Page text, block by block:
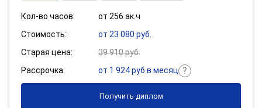
Кол-во часов:
от 256 ак.ч
Стоимость:
от 23 080 руб.
Старая цена:
39 910 руб.
Рассрочка:
от 1 924 руб в месяц
Получить диплом